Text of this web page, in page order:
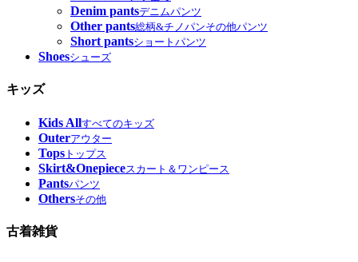
Denim pantsデニムパンツ
Other pants総柄&チノパンその他パンツ
Short pantsショートパンツ
Shoesシューズ
キッズ
Kids Allすべてのキッズ
Outerアウター
Tops トップス
Skirt&Onepieceスカート＆ワンピース
Pantsパンツ
Othersその他
古着雑貨